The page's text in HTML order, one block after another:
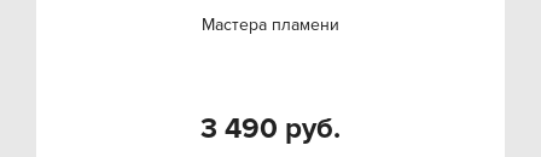
Мастера пламени
3 490 руб.